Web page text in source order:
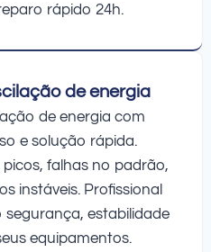
rápido 24h.
de energia
de energia com
e solução rápida.
falhas no padrão,
instáveis. Profissional
estabilidade
equipamentos.